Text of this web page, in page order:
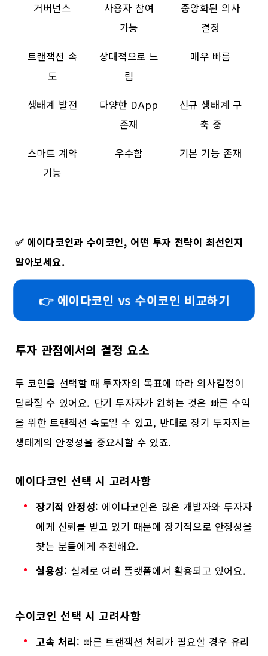
거버넌스
사용자 참여
가능
중앙화된 의사
결정
트랜잭션 속
도
상대적으로 느
림
매우 빠름
생태계 발전
다양한 DApp
존재
신규 생태계 구
축 중
스마트 계약
기능
우수함 기본 기능 존재
✅ 에이다코인과 수이코인, 어떤 투자 전략이 최선인지
알아보세요.
👉 에이다코인 vs 수이코인 비교하기
투자 관점에서의 결정 요소
두 코인을 선택할 때 투자자의 목표에 따라 의사결정이
달라질 수 있어요. 단기 투자자가 원하는 것은 빠른 수익
을 위한 트랜잭션 속도일 수 있고, 반대로 장기 투자자는
생태계의 안정성을 중요시할 수 있죠.
에이다코인 선택 시 고려사항
장기적 안정성: 에이다코인은 많은 개발자와 투자자
에게 신뢰를 받고 있기 때문에 장기적으로 안정성을
찾는 분들에게 추천해요.
실용성: 실제로 여러 플랫폼에서 활용되고 있어요.
수이코인 선택 시 고려사항
고속 처리: 빠른 트랜잭션 처리가 필요할 경우 유리